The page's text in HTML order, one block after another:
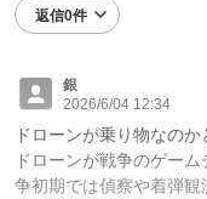
返信0件
銀
2026/6/04 12:34
ドローンが乗り物なのか
ドローンが戦争のゲー
争初期では偵察や着弾